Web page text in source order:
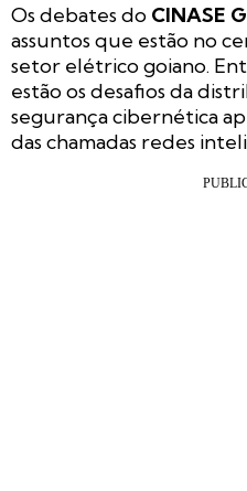
Os debates do CINASE
assuntos que estão no
setor elétrico goiano.
estão os desafios da
segurança cibernética
das chamadas redes